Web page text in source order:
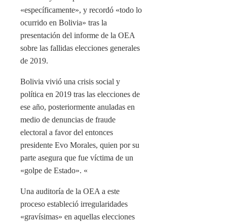
«específicamente», y recordó «todo lo
ocurrido en Bolivia» tras la
presentación del informe de la OEA
sobre las fallidas elecciones generales
de 2019.
Bolivia vivió una crisis social y
política en 2019 tras las elecciones de
ese año, posteriormente anuladas en
medio de denuncias de fraude
electoral a favor del entonces
presidente Evo Morales, quien por su
parte asegura que fue víctima de un
«golpe de Estado». «
Una auditoría de la OEA a este
proceso estableció irregularidades
«gravísimas» en aquellas elecciones